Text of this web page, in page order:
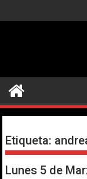
al
Etiqueta:
Lunes 5 de